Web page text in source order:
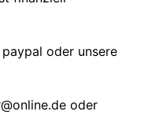
oder unsere
oder